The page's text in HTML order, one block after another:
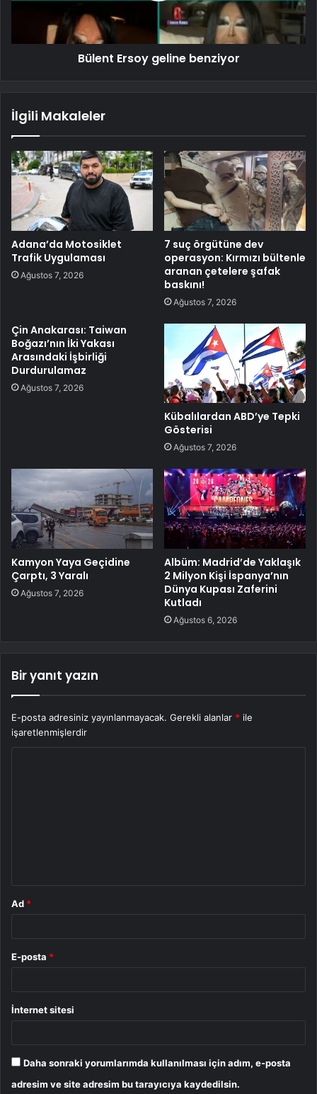
Bülent Ersoy geline benziyor
İlgili Makaleler
Adana’da Motosiklet
Trafik Uygulaması
Ağustos 7, 2026
7 suç örgütüne dev
operasyon: Kırmızı bültenle
aranan çetelere şafak
baskını!
Ağustos 7, 2026
Çin Anakarası: Taiwan
Boğazı’nın İki Yakası
Arasındaki İşbirliği
Durdurulamaz
Ağustos 7, 2026
Kübalılardan ABD’ye Tepki
Gösterisi
Ağustos 7, 2026
Kamyon Yaya Geçidine
Çarptı, 3 Yaralı
Ağustos 7, 2026
Albüm: Madrid’de Yaklaşık
2 Milyon Kişi İspanya’nın
Dünya Kupası Zaferini
Kutladı
Ağustos 6, 2026
Bir yanıt yazın
E-posta adresiniz yayınlanmayacak. Gerekli alanlar * ile
işaretlenmişlerdir
Ad *
E-posta *
İnternet sitesi
Daha sonraki yorumlarımda kullanılması için adım, e-posta
adresim ve site adresim bu tarayıcıya kaydedilsin.